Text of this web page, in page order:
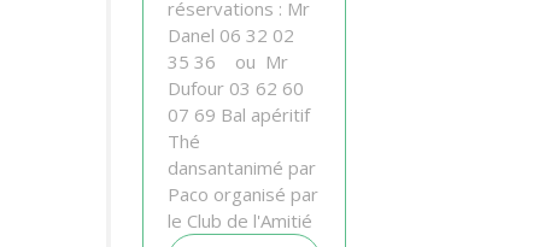
réservations : Mr
Danel 06 32 02
35 36 ou Mr
Dufour 03 62 60
07 69 Bal apéritif
Thé
dansantanimé par
Paco organisé par
le Club de l'Amitié